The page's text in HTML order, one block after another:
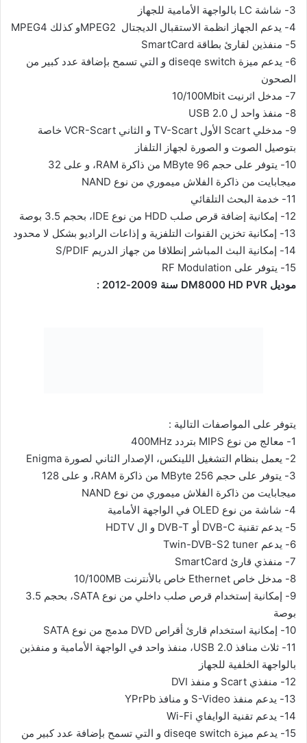
3- شاشة LC بالواجهة الأمامية للجهاز
4- يدعم الجهاز انظمة الاستقبال الديجتال MPEG2و كذلك MPEG4
5- منفذين لقارئ بطاقة SmartCard
6- يدعم ميزة diseqe switch و التي تسمح بإضافة عدد كبير من
الصحون
7- مدخل اثرنيت 10/100Mbit
8- منفذ واحد ل USB 2.0
9- مدخلي Scart الأول TV-Scart و الثاني VCR-Scart خاصة
بتوصيل الصوت و الصورة لجهاز التلفاز
10- يتوفر على حجم 96 MByte من ذاكرة RAM، و على 32
ميجابايت من ذاكرة الفلاش ميموري من نوع NAND
11- خدمة البحث التلقائي
12- إمكانية إضافة قرص صلب HDD من نوع IDE، بحجم 3.5 بوصة
13- إمكانية تخزين القنوات التلفزية و إذاعات الراديو بشكل لا محدود
14- إمكانية البث المباشر إنطلاقا من جهاز الدريم S/PDIF
15- يتوفر على RF Modulation
موديل DM8000 HD PVR سنة 2009-2012 :
يتوفر على المواصفات التالية :
1-
معالج من نوع MIPS بتردد 400MHz
2-
يعمل بنظام التشغيل اللينكس، الإصدار الثاني لصورة Enigma
3-
يتوفر على حجم 256 MByte من ذاكرة RAM، و على 128
ميجابايت من ذاكرة الفلاش ميموري من نوع NAND
4-
شاشة من نوع OLED في الواجهة الأمامية
5-
يدعم تقنية DVB-C أو DVB-T و ال HDTV
6-
يدعم Twin-DVB-S2 tuner
7-
منفذي قارئ SmartCard
8-
مدخل خاص Ethernet خاص بالأنترنت 10/100MB
9-
إمكانية إستخدام قرص صلب داخلي من نوع SATA، بحجم 3.5
بوصة
10-
إمكانية استخدام قارئ أقراص DVD مدمج من نوع SATA
11-
ثلاث منافذ USB 2.0، منفذ واحد في الواجهة الأمامية و منفذين
بالواجهة الخلفية للجهاز
12-
منفذي Scart و منفذ DVI
13-
يدعم منفذ S-Video و منافذ YPrPb
14-
يدعم تقنية الوايفاي Wi-Fi
15-
يدعم ميزة diseqe switch و التي تسمح بإضافة عدد كبير من